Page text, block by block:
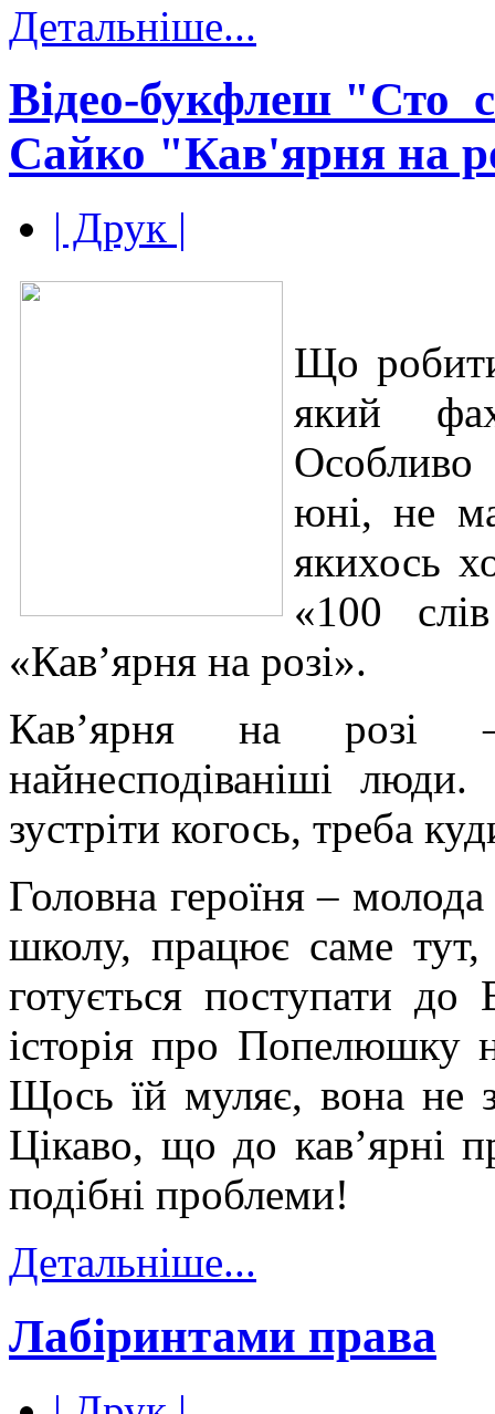
Детальніше...
Відео-букфлеш
Сайко "Кав'ярня на
| Друк |
Що
який
юні, не
якихось
«100
«Кав’ярня на розі».
Кав’ярня на розі
найнесподіваніші
зустріти когось, треба
Головна героїня – молода
школу, працює саме тут,
готується поступати
історія про Попелюшку
Щось їй муляє, вона не
Цікаво, що до кав’ярні
подібні проблеми!
Детальніше...
Лабіринтами права